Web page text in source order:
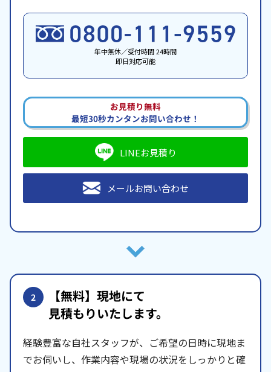
年中無休／受付時間 24時間
即日対応可能
お見積り無料
最短30秒カンタンお問い合わせ！
LINEお見積り
メールお問い合わせ
2 【無料】現地にて
見積もりいたします。
経験豊富な自社スタッフが、ご希望の日時に現地ま
でお伺いし、作業内容や現場の状況をしっかりと確